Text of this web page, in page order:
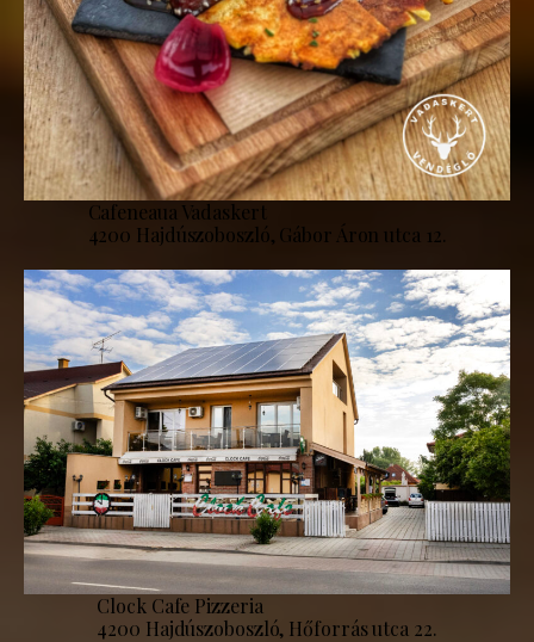
Cafeneaua Vadaskert
4200 Hajdúszoboszló, Gábor Áron utca 12.
Clock Cafe Pizzeria
4200 Hajdúszoboszló, Hőforrás utca 22.